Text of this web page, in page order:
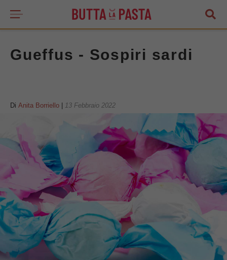
Gueffus - Sospiri sardi
Di Anita Borriello 13 Febbraio 2022